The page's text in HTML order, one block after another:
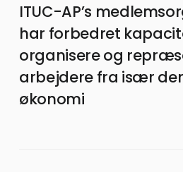
ITUC-AP’s
har forbedret
organisere og
arbejdere fra især
økonomi